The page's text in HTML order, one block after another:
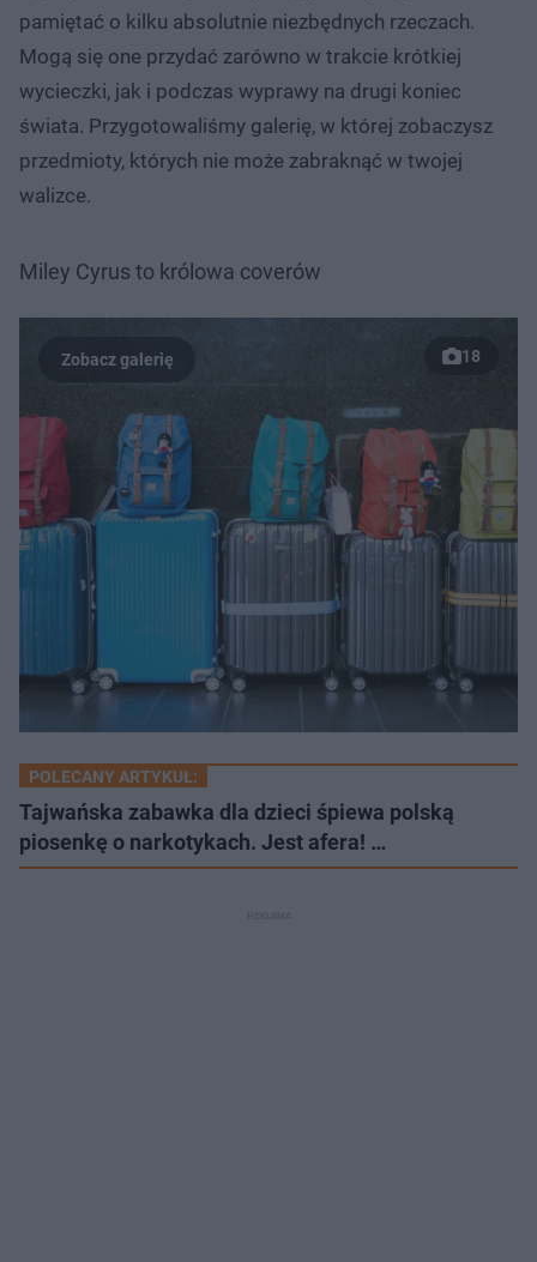
pamiętać o kilku absolutnie niezbędnych rzeczach.
Mogą się one przydać zarówno w trakcie krótkiej
wycieczki, jak i podczas wyprawy na drugi koniec
świata. Przygotowaliśmy galerię, w której zobaczysz
przedmioty, których nie może zabraknąć w twojej
walizce.
Miley Cyrus to królowa coverów
18
POLECANY ARTYKUŁ:
Tajwańska zabawka dla dzieci śpiewa polską
piosenkę o narkotykach. Jest afera! …